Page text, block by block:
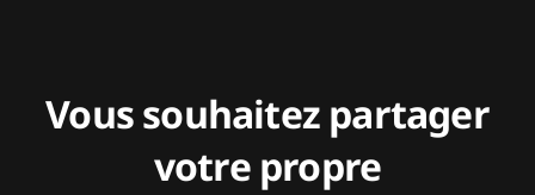
Vous souhaitez partager
votre propre